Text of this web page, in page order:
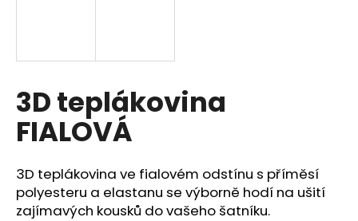
3D teplákovina
FIALOVÁ
3D teplákovina ve fialovém odstínu s příměsí
polyesteru a elastanu se výborně hodí na ušití
zajímavých kousků do vašeho šatníku.
í
?